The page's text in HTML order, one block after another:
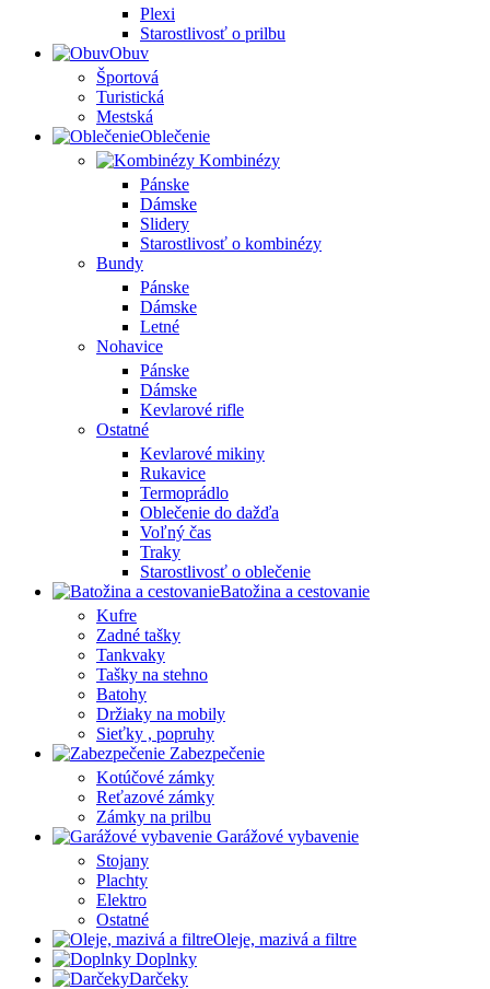
Plexi
Starostlivosť o prilbu
Obuv
Športová
Turistická
Mestská
Oblečenie
Kombinézy
Pánske
Dámske
Slidery
Starostlivosť o kombinézy
Bundy
Pánske
Dámske
Letné
Nohavice
Pánske
Dámske
Kevlarové rifle
Ostatné
Kevlarové mikiny
Rukavice
Termoprádlo
Oblečenie do dažďa
Voľný čas
Traky
Starostlivosť o oblečenie
Batožina a cestovanie
Kufre
Zadné tašky
Tankvaky
Tašky na stehno
Batohy
Držiaky na mobily
Sieťky , popruhy
Zabezpečenie
Kotúčové zámky
Reťazové zámky
Zámky na prilbu
Garážové vybavenie
Stojany
Plachty
Elektro
Ostatné
Oleje, mazivá a filtre
Doplnky
Darčeky